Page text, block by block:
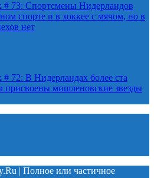
# 73: Спортсмены Нидерландов
спорте и в хоккее с мячом, но в
нет
72: В Нидерландах более ста
присвоены мишленовские звезды
| Полное или частичное